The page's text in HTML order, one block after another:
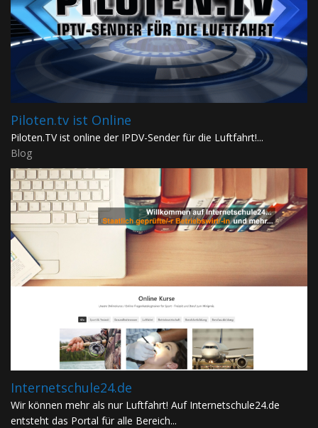
Piloten.tv ist Online
Piloten.TV ist online der IPDV-Sender für die Luftfahrt!...
Blog
Internetschule24.de
Wir können mehr als nur Luftfahrt! Auf Internetschule24.de
entsteht das Portal für alle Bereich...